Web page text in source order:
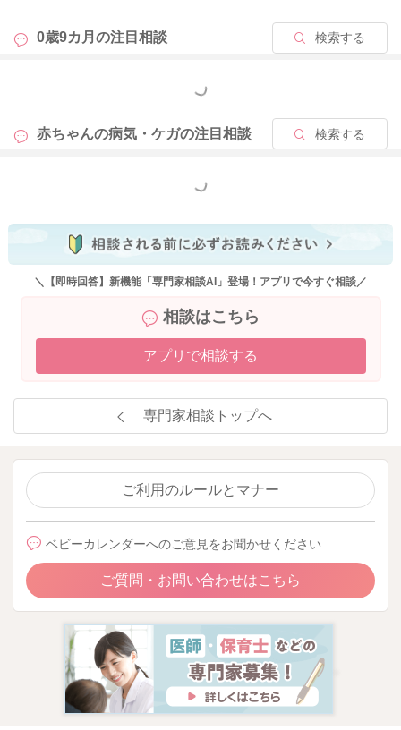
0歳9カ月の注目相談 検索する
もっと見る
赤ちゃんの病気・ケガの注目相談 検索する
もっと見る
＼【即時回答】新機能「専門家相談AI」登場！アプリで今すぐ相談／
相談はこちら
アプリで相談する
専門家相談トップへ
ご利用のルールとマナー
ベビーカレンダーへのご意見をお聞かせください
ご質問・お問い合わせはこちら